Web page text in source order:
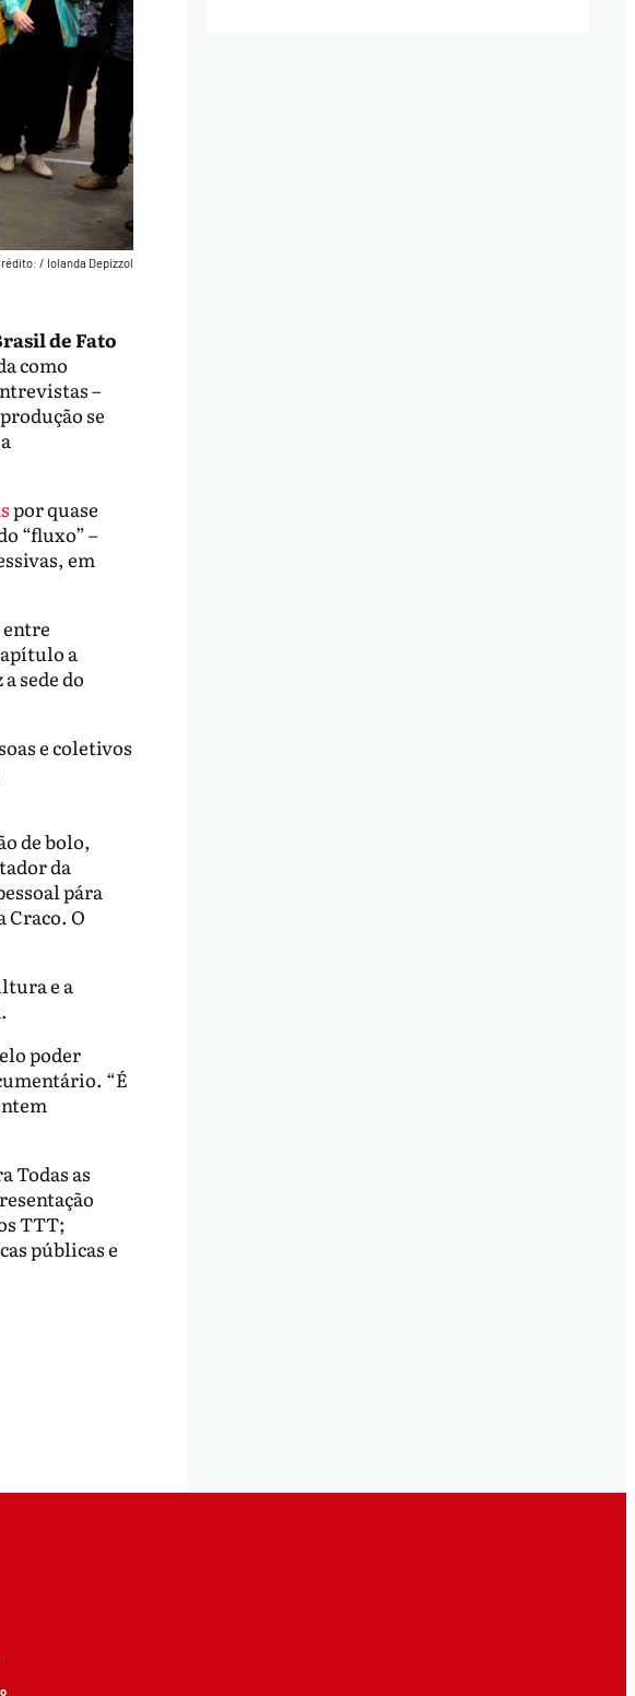
/ Iolanda Depizzol
de Fato
como
–
se
por quase
“fluxo” –
em
a
sede do
e coletivos
de bolo,
da
pára
Craco. O
e a
poder
“É
Todas as
TTT;
públicas e